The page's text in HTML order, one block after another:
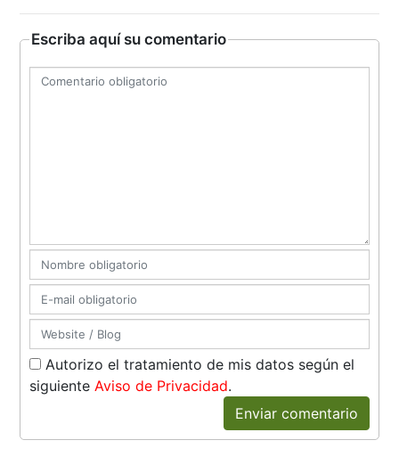
Escriba aquí su comentario
Autorizo el tratamiento de mis datos según el
siguiente Aviso de Privacidad.
Enviar comentario